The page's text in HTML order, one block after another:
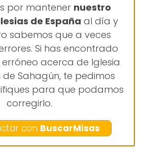
por mantener nuestro
de España al día y
sabemos que a veces
Si has encontrado
acerca de Iglesia
de Sahagún, te pedimos
para que podamos
corregirlo.
con BuscarMisas